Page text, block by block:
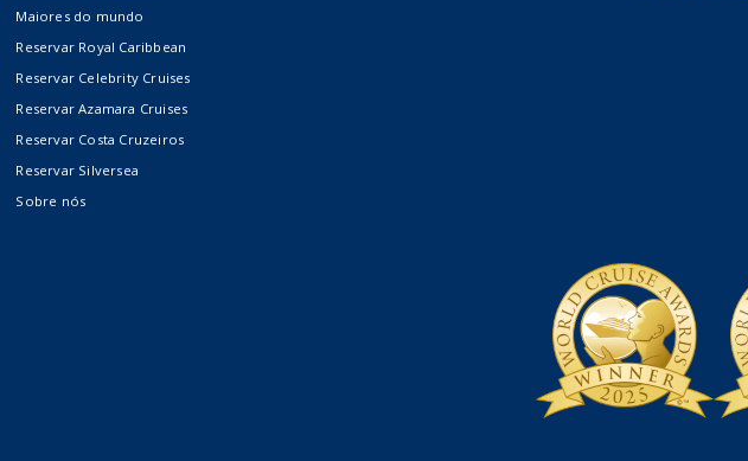
Silversea
Costa Cruzeiros
Maiores do mundo
Reservar Royal Caribbean
Reservar Celebrity Cruises
Reservar Azamara Cruises
Reservar Costa Cruzeiros
Reservar Silversea
Sobre nós